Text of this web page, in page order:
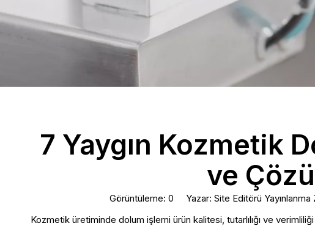
7 Yaygın Kozmetik
ve
Görüntüleme:0 Yazar: Site Editörü
Kozmetik üretiminde dolum işlemi ürün kalitesi, tutarlılığı ve